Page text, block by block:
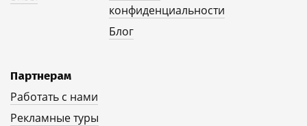
конфиденциальности
Блог
Партнерам
Работать с нами
Рекламные туры